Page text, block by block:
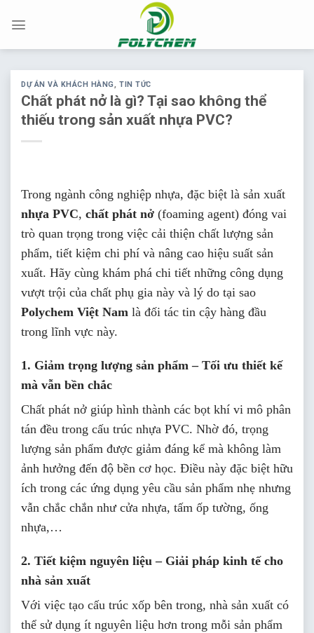
đến
DỰ ÁN VÀ KHÁCH HÀNG,TIN TỨC
Chất phát nở là gì? Tại sao không thể
thiếu trong sản xuất nhựa PVC?
Trong ngành công nghiệp nhựa, đặc biệt là sản xuất
nhựa PVC, chất phát nở (foaming agent) đóng vai
trò quan trọng trong việc cải thiện chất lượng sản
phẩm, tiết kiệm chi phí và nâng cao hiệu suất sản
xuất. Hãy cùng khám phá chi tiết những công dụng
vượt trội của chất phụ gia này và lý do tại sao
Polychem Việt Nam là đối tác tin cậy hàng đầu
trong lĩnh vực này.
1. Giảm trọng lượng sản phẩm – Tối ưu thiết kế
mà vẫn bền chắc
Chất phát nở giúp hình thành các bọt khí vi mô phân
tán đều trong cấu trúc nhựa PVC. Nhờ đó, trọng
lượng sản phẩm được giảm đáng kể mà không làm
ảnh hưởng đến độ bền cơ học. Điều này đặc biệt hữu
ích trong các ứng dụng yêu cầu sản phẩm nhẹ nhưng
vẫn chắc chắn như cửa nhựa, tấm ốp tường, ống
nhựa,…
2. Tiết kiệm nguyên liệu – Giải pháp kinh tế cho
nhà sản xuất
Với việc tạo cấu trúc xốp bên trong, nhà sản xuất có
thể sử dụng ít nguyên liệu hơn trong mỗi sản phẩm